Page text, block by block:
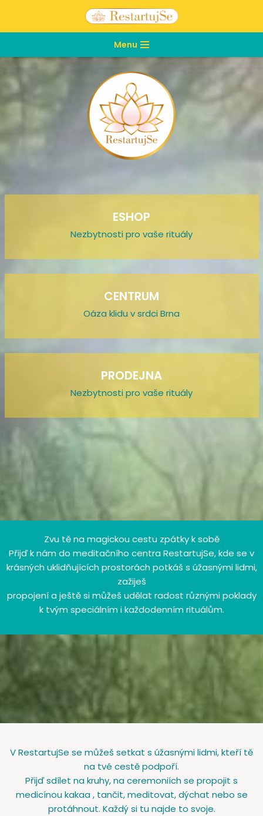
Přeskočit
obsah
Menu
ESHOP
Nezbytnosti pro vaše rituály
CENTRUM
Oáza klidu v srdci Brna
PRODEJNA
Nezbytnosti pro vaše rituály
Zvu tě na magickou cestu zpátky k sobě
Přijď k nám do meditačního centra RestartujSe, kde se v
krásných uklidňujících prostorách potkáš s úžasnými lidmi,
zažiješ
propojení a ještě si můžeš udělat radost různými poklady
k tvým speciálním i každodenním rituálům.
V RestartujSe se můžeš setkat s úžasnými lidmi, kteří tě
na tvé cestě podpoří.
Přijď sdílet na kruhy, na ceremoniích se propojit s
medicínou kakaa , tančit, meditovat, dýchat nebo se
protáhnout. Každý si tu najde to svoje.